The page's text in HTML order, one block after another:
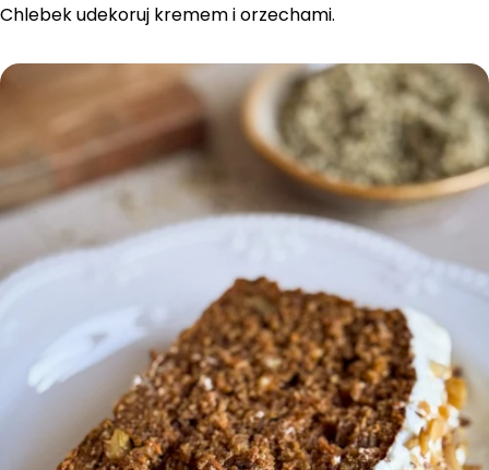
Chlebek udekoruj kremem i orzechami.